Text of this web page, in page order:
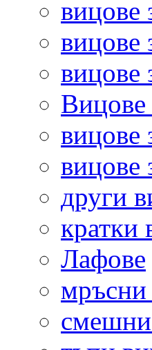
вицове
вицове
вицове
Вицове
вицове
други
кратки
Лафове
мръсни